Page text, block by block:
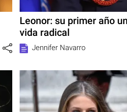
Leonor: su primer año
vida radical
Jennifer Navarro